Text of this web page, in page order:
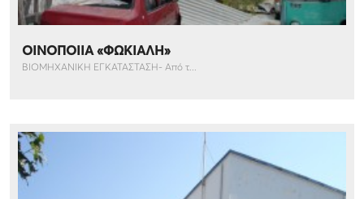
ΟΙΝΟΠΟΙΙΑ «ΦΩΚΙΑΛΗ»
ΒΙΟΜΗΧΑΝΙΚΗ ΕΓΚΑΤΑΣΤΑΣΗ- Από τ...